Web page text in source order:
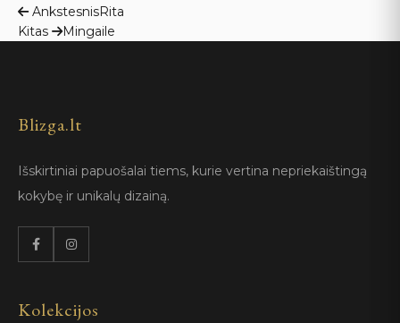
Navigacija
tarp
AnkstesnisRita
Kitas
Mingaile
Blizga.lt
Išskirtiniai papuošalai tiems, kurie vertina nepriekaištingą
kokybę ir unikalų dizainą.
Kolekcijos